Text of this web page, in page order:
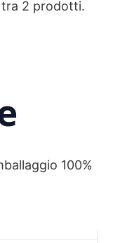
2 prodotti.
100%